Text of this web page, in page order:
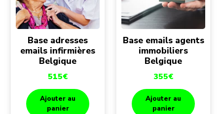
Base adresses
emails infirmières
Belgique
515€
Ajouter au
panier
Base emails agents
immobiliers
Belgique
355€
Ajouter au
panier